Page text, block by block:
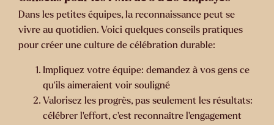
Dans les petites équipes, la reconnaissance peut se
vivre au quotidien. Voici quelques conseils pratiques
pour créer une culture de célébration durable:
Impliquez votre équipe: demandez à vos gens ce
qu’ils aimeraient voir souligné
Valorisez les progrès, pas seulement les résultats:
célébrer l’effort, c’est reconnaître l’engagement